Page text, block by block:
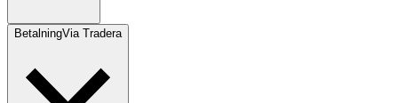
BetalningVia Tradera